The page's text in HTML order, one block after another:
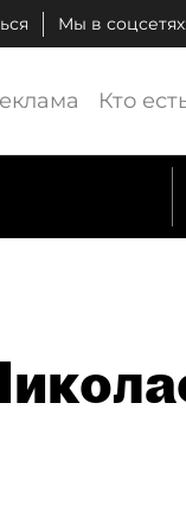
Мы в соцсетях:
Кто